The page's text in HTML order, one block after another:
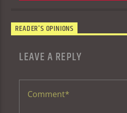
READER'S OPINIONS
LEAVE A REPLY